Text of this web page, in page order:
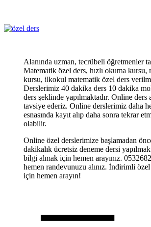
Alanında uzman, tecrübeli öğretmenler
Matematik özel ders, hızlı okuma kursu,
kursu, ilkokul matematik özel ders
Derslerimiz 40 dakika ders 10 dakika
ders şeklinde yapılmaktadır. Online ders
tavsiye ederiz. Online derslerimiz daha
esnasında kayıt alıp daha sonra tekrar
olabilir.
Online özel derslerimize başlamadan
dakikalık ücretsiz deneme dersi
bilgi almak için hemen arayınız.
hemen randevunuzu alınız. İndirimli
için hemen arayın!